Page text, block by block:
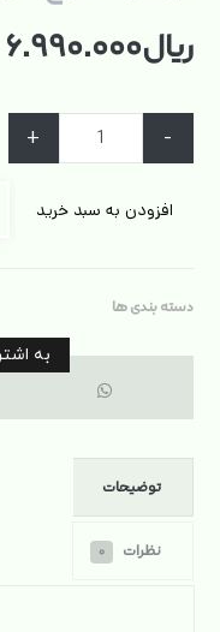
ریال۶.۹۹۰.۰۰۰
-
+
افزودن به سبد خرید
دسته بندی ها
توضیحات
نظرات ۰